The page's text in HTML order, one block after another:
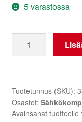
5 varastossa
vastus
9662240180
1308CP
määrä
Tuotetunnus (SKU):
Osastot:
Avainsanat tuotteelle